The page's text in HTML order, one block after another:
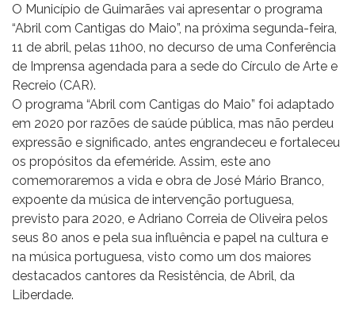
O Município de Guimarães vai apresentar o programa
“Abril com Cantigas do Maio”, na próxima segunda-feira,
11 de abril, pelas 11h00, no decurso de uma Conferência
de Imprensa agendada para a sede do Círculo de Arte e
Recreio (CAR).
O programa “Abril com Cantigas do Maio” foi adaptado
em 2020 por razões de saúde pública, mas não perdeu
expressão e significado, antes engrandeceu e fortaleceu
os propósitos da efeméride. Assim, este ano
comemoraremos a vida e obra de José Mário Branco,
expoente da música de intervenção portuguesa,
previsto para 2020, e Adriano Correia de Oliveira pelos
seus 80 anos e pela sua influência e papel na cultura e
na música portuguesa, visto como um dos maiores
destacados cantores da Resistência, de Abril, da
Liberdade.